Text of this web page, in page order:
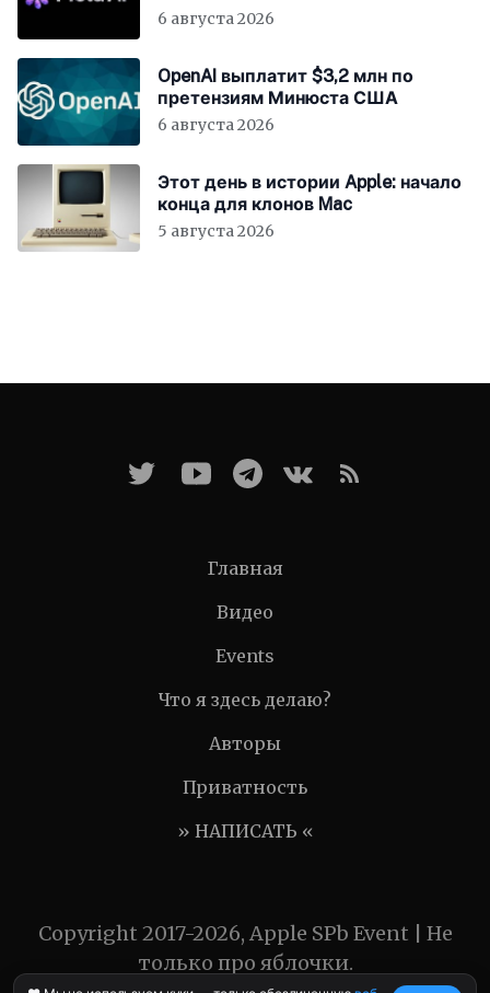
6 августа 2026
OpenAI выплатит $3,2 млн по
претензиям Минюста США
6 августа 2026
Этот день в истории Apple: начало
конца для клонов Mac
5 августа 2026
Главная
Видео
Events
Что я здесь делаю?
Авторы
Приватность
» НАПИСАТЬ «
Copyright 2017-2026, Apple SPb Event | Не
только про яблочки.